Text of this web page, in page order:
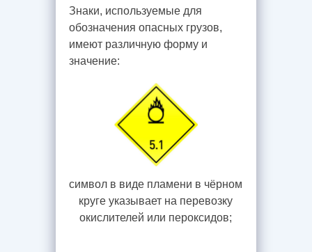
Знаки, используемые для
обозначения опасных грузов,
имеют различную форму и
значение:
символ в виде пламени в чёрном
круге указывает на перевозку
окислителей или пероксидов;